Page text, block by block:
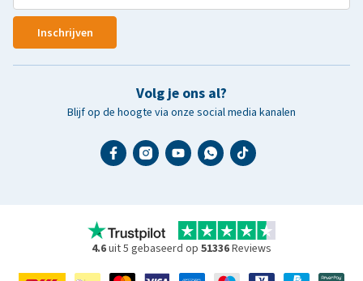
Inschrijven
Volg je ons al?
Blijf op de hoogte via onze social media kanalen
4.6uit 5 gebaseerd op 51336Reviews